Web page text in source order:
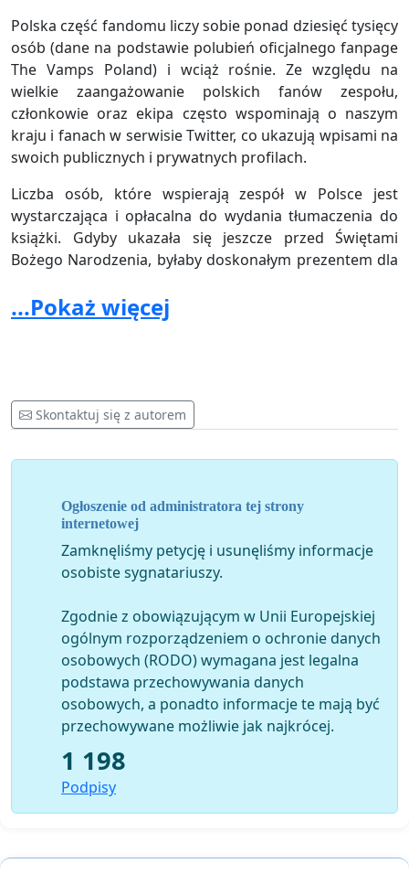
Polska część fandomu liczy sobie ponad dziesięć tysięcy
osób (dane na podstawie polubień oficjalnego fanpage
The Vamps Poland) i wciąż rośnie. Ze względu na
wielkie zaangażowanie polskich fanów zespołu,
członkowie oraz ekipa często wspominają o naszym
kraju i fanach w serwisie Twitter, co ukazują wpisami na
swoich publicznych i prywatnych profilach.
Liczba osób, które wspierają zespół w Polsce jest
wystarczająca i opłacalna do wydania tłumaczenia do
książki. Gdyby ukazała się jeszcze przed Świętami
Bożego Narodzenia, byłaby doskonałym prezentem dla
Wierzymy, że zrobią Państwo wszystko by uszęśliwić
naszą społeczność.
Administratorzy fanpage
...Pokaż więcej
Skontaktuj się z autorem
Ogłoszenie od administratora tej strony
internetowej
Zamknęliśmy petycję i usunęliśmy informacje
osobiste sygnatariuszy.
Zgodnie z obowiązującym w Unii Europejskiej
ogólnym rozporządzeniem o ochronie danych
osobowych (RODO) wymagana jest legalna
podstawa przechowywania danych
osobowych, a ponadto informacje te mają być
przechowywane możliwie jak najkrócej.
1 198
Podpisy